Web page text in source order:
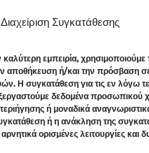
Διαχείριση Συγκατάθεσης
εμπειρία, χρησιμοποιούμε
αποθήκευση ή/και την πρόσβαση
Η συγκατάθεση για τις εν λόγω
δεδομένα προσωπικού
ή μοναδικά
ή η ανάκληση της
ορισμένες λειτουργίες και
9:00 –
– 14:00
17:30 –
9:00